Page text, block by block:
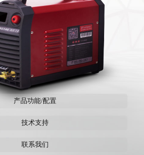
产品功能/配置
技术支持
联系我们